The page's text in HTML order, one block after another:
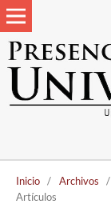
Inicio / Archivos /
Artículos